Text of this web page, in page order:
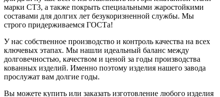
марки СТ3, а также покрыть специальными жаростойкими
составами для долгих лет безукоризненной службы. Мы
строго придерживаемся ГОСТа!
У нас собственное производство и контроль качества на всех
ключевых этапах. Мы нашли идеальный баланс между
долговечностью, качеством и ценой за годы производства
кованных изделий. Именно поэтому изделия нашего завода
прослужат вам долгие годы.
Вы можете купить или заказать изготовление любого изделия